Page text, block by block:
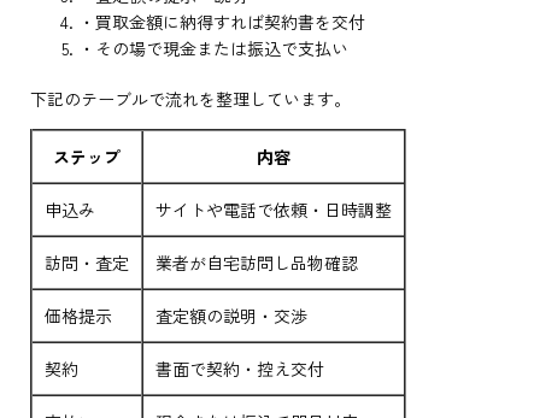
・買取金額に納得すれば契約書を交付
・その場で現金または振込で支払い
下記のテーブルで流れを整理しています。
ステップ 内容
申込み サイトや電話で依頼・日時調整
訪問・査定 業者が自宅訪問し品物確認
価格提示 査定額の説明・交渉
契約 書面で契約・控え交付